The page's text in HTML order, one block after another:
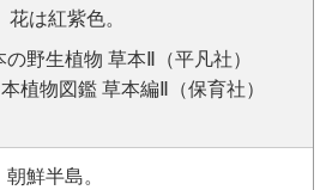
は紅紫色。
野生植物 草本Ⅱ（平凡社）
植物図鑑 草本編Ⅱ（保育社）
鮮半島。